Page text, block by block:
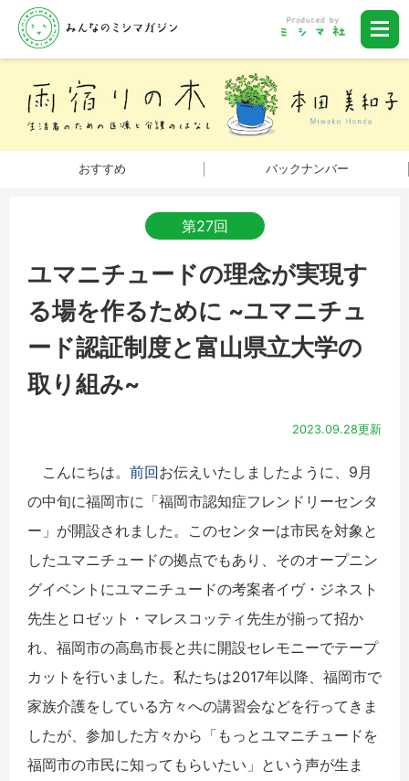
おすすめ バックナンバー
第27回
ユマニチュードの理念が実現す
る場を作るために ~ユマニチュ
ード認証制度と富山県立大学の
取り組み~
2023.09.28更新
こんにちは。 前回お伝えいたしましたように、9月
の中旬に福岡市に「福岡市認知症フレンドリーセンタ
ー」が開設されました。このセンターは市民を対象と
したユマニチュードの拠点でもあり、そのオープニン
グイベントにユマニチュードの考案者イヴ・ジネスト
先生とロゼット・マレスコッティ先生が揃って招か
れ、福岡市の高島市長と共に開設セレモニーでテープ
カットを行いました。私たちは2017年以降、福岡市で
家族介護をしている方々への講習会などを行ってきま
したが、参加した方々から「もっとユマニチュードを
福岡市の市民に知ってもらいたい」という声が生ま